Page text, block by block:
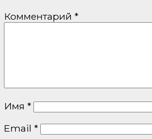
Комментарий *
Имя *
Email *